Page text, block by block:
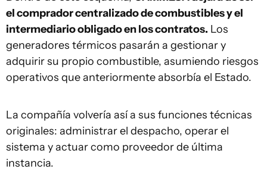
el comprador centralizado de combustibles y el
intermediario obligado en los contratos. Los
generadores térmicos pasarán a gestionar y
adquirir su propio combustible, asumiendo riesgos
operativos que anteriormente absorbía el Estado.
La compañía volvería así a sus funciones técnicas
originales: administrar el despacho, operar el
sistema y actuar como proveedor de última
instancia.